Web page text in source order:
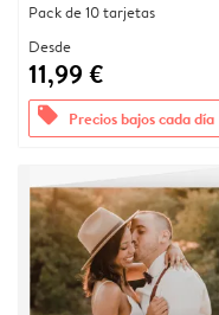
Pack de 10 tarjetas
Desde
11,99 €
offers Precios bajos cada día